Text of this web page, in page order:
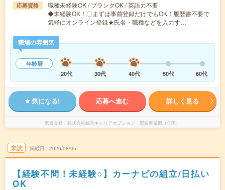
応募資格
職種未経験OK / ブランクOK / 英語力不要
◆未経験OK！〇まずは事前登録だけでもOK！履歴書不要で
気軽にオンライン登録★氏名・職種などを入力す…
職場の雰囲気
年齢層
20代
30代 40代 50代 60代
気になる! 応募へ進む 詳しく見る
派遣会社 株式会社綜合キャリアオプション 製造事業部（全国）
未読 掲載日 2026/08/05
【経験不問！未経験○】カーナビの組立/日払い
OK